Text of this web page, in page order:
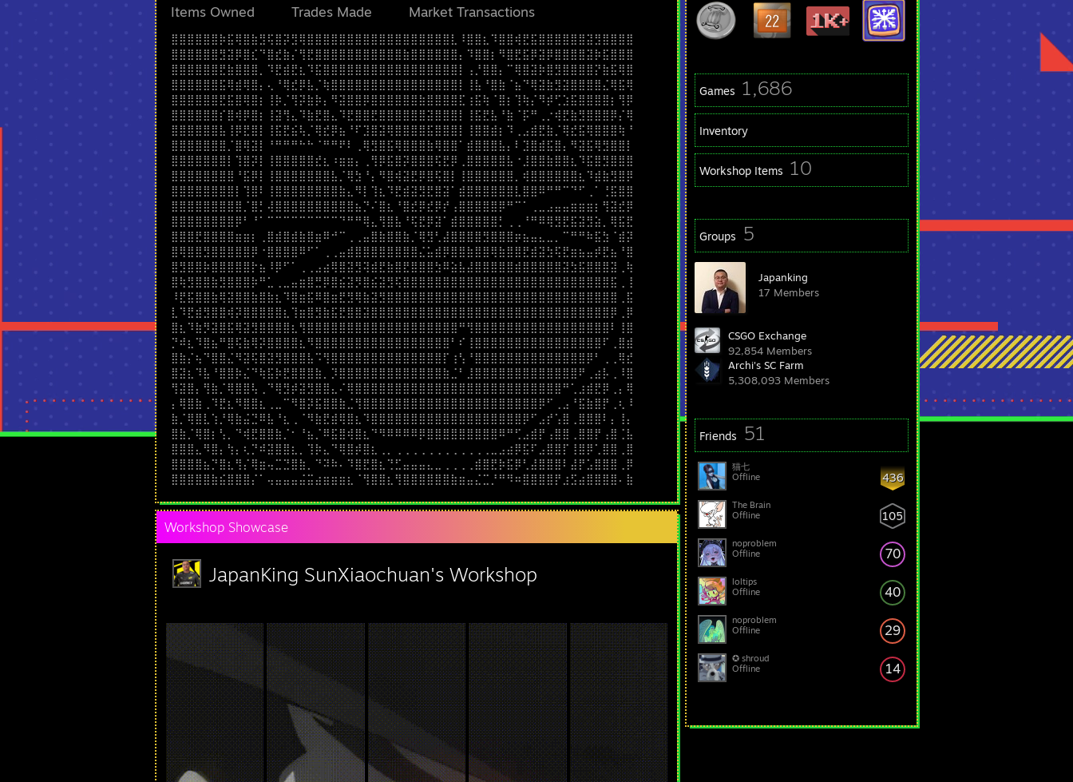
Games 1,686
Inventory
Workshop Items 10
Groups 5
Japanking
17 Members
CSGO Exchange
92,854 Members
Archi's SC Farm
5,308,093 Members
Friends 51
436
猫七
Offline
105
The Brain
Offline
70
noproblem
Offline
40
loltips
Offline
29
noproblem
Offline
14
✪ shroud
Offline
Items Owned Trades Made Market Transactions
⣿⣿⣿⣿⣿⣿⡷⣯⢿⣿⣷⣻⢯⣿⡽⣻⢿⣿⣿⣿⣿⣿⣿⣿⣿⣿⣿⣿⣿⣿⣿⣿⣿⣿⣿⣇⠸⣿⣿⣆⠹⣿⣿⢾⣟⣯⣿⣿⣿⣿⣿⣿⣽⣻⣿⣿⣿⣿
⣿⣿⣿⣿⣿⣿⣻⣽⡿⣿⣎⠙⣿⣞⣷⡌⢻⣟⣿⣿⣿⣿⣿⣿⣿⣿⣿⣿⣿⣷⣿⣿⣿⣿⣿⣿⡄⠹⣿⣿⡆⠻⣿⣟⣯⡿⣽⡿⣿⣿⣿⣿⣽⡷⣯⣿⣿⣿
⣿⣿⣿⣿⣿⣿⣟⣷⣿⣿⣿⡀⠹⣟⣾⣟⣆⠹⣯⣿⣿⣿⣿⣿⣿⣿⣿⣿⣿⣿⣿⣿⣿⣿⣿⣿⡇⢠⡘⣿⣿⡄⠉⢿⣿⣽⡷⣿⣻⣿⣿⣿⣿⡝⣷⣯⢿⣿
⣿⣿⣿⣿⣿⣿⣯⢿⣾⢿⣿⡄⢄⠘⢿⣞⡿⣧⡈⢷⣿⣿⣿⣿⣿⣿⣿⣿⣿⣿⣿⣿⣿⣿⣿⣿⡇⢸⣧⠘⣿⣷⠈⣦⠙⢿⣽⣷⣻⣽⣿⣿⣿⣿⣌⢿⣯⢿
⣿⣿⣿⣿⣿⣿⣟⣯⣿⢿⣿⡆⢸⡷⡈⢻⡽⣷⡷⡄⠻⣽⣿⣿⡿⣿⣿⣿⣿⣿⣿⣷⣿⣿⣿⣿⣏⢰⣯⢷⠈⣿⡆⢹⢷⡌⠻⡾⢋⣱⣯⣿⣿⣿⣿⡆⢻⡿
⣿⣿⣿⣿⣿⣿⡎⣿⢾⡿⣿⡆⢸⣽⢻⣄⠹⣷⣟⣿⣄⠹⣟⣿⣿⣟⣿⣿⣿⣿⣿⣿⣽⣿⣿⣿⡇⢸⣯⣟⣧⠘⣷⠈⡯⠛⢀⡐⢾⣟⣷⣻⣿⣿⣿⡿⡌⢿
⣿⣿⣿⣿⣿⣿⣧⢸⡿⣟⣿⡇⢸⣯⣟⣮⢧⡈⢿⣞⡿⣦⠘⠏⣹⣿⣽⢿⣿⣿⣿⣿⣯⣿⣿⣿⡇⢸⣿⣿⣾⡆⠹⢀⣠⣾⣟⣷⡈⢿⣞⣯⢿⣿⣿⣿⢷⠘
⣿⣿⣿⣿⣿⣿⣿⡈⣿⢿⣽⡇⠘⠛⠛⠛⠓⠓⠈⠛⠛⠟⠇⢀⢿⣻⣿⣯⢿⣿⣿⣿⣷⢿⣿⣿⠁⣾⣿⣿⣿⣧⡄⠇⣹⣿⣾⣯⣿⡄⠻⣽⣯⢿⣻⣿⣿⡇
⣿⣿⣿⣿⣿⣿⣿⡇⢹⣿⡽⡇⢸⣿⣿⣿⣿⣿⣞⣆⠰⣶⣶⡄⢀⢻⡿⣯⣿⡽⣿⣿⣿⢯⣟⡿⢀⣿⣿⣿⣿⣿⣧⠐⣸⣿⣿⣷⣿⣿⣆⠹⣯⣿⣻⣿⣿⣿
⣿⣿⣿⣿⣿⣿⣿⣿⠘⣯⡿⡇⢸⣿⣿⣿⣿⣿⣿⣿⣧⡈⢿⣳⠘⡄⠻⣿⢾⣽⣟⡿⣿⢯⣿⡇⢸⣿⣿⣿⣿⣿⣿⡀⢾⣿⣿⣿⣿⣿⣿⣆⠹⣾⣷⣻⣿⡿
⣿⣿⣿⣿⣿⣿⣿⣿⡇⢹⣿⠇⢸⣿⣿⣿⣿⣿⣿⣿⣿⣷⣄⠻⡇⢹⣆⠹⣟⣾⣽⣻⣟⣿⣽⠁⣾⣿⣿⣿⣿⣿⣿⣇⣿⣿⠿⠛⠛⠉⠙⠋⢀⠁⢘⣯⣿⣿
⣿⣿⣿⣿⣿⣿⣿⣿⣿⡈⣿⡃⢼⣿⣿⣿⣿⣿⣿⣿⣿⣿⣿⣦⡙⠌⣿⣆⠘⣿⣞⡿⣞⡿⡞⢠⣿⣿⣿⣿⣿⡿⠛⠉⠁⢀⣀⣠⣤⣤⣶⣶⣶⡆⢻⣽⣞⡿
⣿⣿⣿⣿⣿⣿⣿⣿⡿⠃⠘⠁⠉⠉⠉⠉⠉⠉⠉⠉⠉⠙⠛⠛⢿⣄⢻⣿⣧⠘⢯⣟⡿⣽⠁⣾⣿⣿⣿⣿⣿⡃⢀⢀⠘⠛⠿⢿⣻⣟⣯⣽⣻⣵⡀⢿⣯⣟
⣿⣿⣿⣟⣿⣿⣿⣿⣶⣶⡆⢀⣿⣾⣿⣾⣷⣿⣶⠿⠚⠉⢀⢀⣤⣿⣷⣿⣿⣷⡈⢿⣻⢃⣼⣿⣿⣿⣿⣻⣿⣿⣿⡶⣦⣤⣄⣀⡀⠉⠛⠛⠷⣯⣳⠈⣾⡽
⣿⢿⣿⣿⣻⣿⣿⣿⣿⣿⡿⠐⣿⣿⣿⣿⠿⠋⠁⢀⢀⣤⣾⣿⣿⣿⣿⣿⣿⣿⣿⣌⣥⣾⡿⣿⣿⣷⣿⣿⢿⣷⣿⣿⣟⣾⣽⣳⢯⣟⣶⣦⣤⡾⣟⣦⠘⣿
⣿⣻⣿⣿⡷⣿⣿⣿⣿⣿⡗⣦⠸⡿⠋⠁⢀⢀⣠⣴⢿⣿⣽⣻⢽⣾⣟⣷⣿⣟⣿⣿⣿⣳⠿⣵⣧⣼⣿⣿⣿⣿⣿⣾⣿⣿⣿⣿⣿⣽⣳⣯⣿⣿⣿⣽⢀⢷
⣿⢷⣻⣿⣿⣷⣻⣿⣿⣿⡷⠛⣁⢀⣀⣤⣶⣿⣛⡿⣿⣮⣽⡻⣿⣮⣽⣻⢯⣿⣿⣿⣿⣿⣿⣿⣿⣿⣿⣿⣿⣿⣿⣿⣿⣿⣿⣿⣿⣿⣿⣿⣿⣿⣿⣯⢀⢸
⠸⣟⣯⣿⣿⣷⢿⣽⣿⣿⣷⣿⣷⣆⠹⣿⣶⣯⠿⣿⣶⣟⣻⢿⣷⣽⣻⣿⣿⣿⣿⣿⣿⣿⣿⣿⣿⣿⣿⣿⣿⣿⣿⣿⣿⣿⣿⣿⣿⣿⣿⣿⣿⣿⣿⣿⢀⣯
⣇⠹⣟⣾⣻⣿⣿⢾⡽⣿⣿⣿⣿⣿⣆⢹⣶⣿⣻⣷⣯⣟⣿⣿⣽⣿⣿⣿⣿⣿⣿⣿⣿⣿⣿⣿⣿⣿⣿⣿⣿⣿⣿⣿⣿⣿⣿⣿⣿⣿⣿⣿⣿⣿⣿⡿⢀⡿
⣿⣆⠹⣷⡻⣽⣿⣯⢿⣽⣻⣿⣿⣿⣿⣆⢻⣿⣿⣿⣿⣿⣿⣿⣿⣿⣿⣿⣿⣿⣿⣿⣿⣿⣿⣿⠛⢻⣿⣿⣿⣿⣿⣿⣿⣿⣿⣿⣿⣿⣿⣿⣿⣿⣿⠇⢸⣿
⡙⠾⣆⠹⣿⣦⠛⣿⢯⣷⢿⡽⣿⣿⣿⣿⣆⠻⣿⣿⣿⣿⣿⣿⣿⣿⣿⣿⣿⣿⣿⣿⣿⣿⣿⠃⠎⢸⣿⣿⣿⣿⣿⣿⣿⣿⣿⣿⣿⣿⣿⣿⣿⣿⠏⢀⣿⣾
⣿⣷⡌⢦⠙⣿⣿⣌⠻⣽⢯⣿⣽⣻⣿⣿⣿⣧⠩⢻⣿⣿⣿⣿⣿⣿⣿⣿⣿⣿⣿⣿⣿⣿⡏⢰⢣⠘⣿⣿⣿⣿⣿⣿⣿⣿⣿⣿⣿⣿⣿⣿⡿⠃⢀⢀⢿⣞
⣿⣽⣆⠹⣧⠘⣿⣿⡷⣌⠙⢷⣯⡷⣟⣿⣿⣿⣷⡀⡹⣿⣿⣿⣿⣿⣿⣿⣿⣿⣿⣿⣿⣿⣷⣈⠃⣸⣿⣿⣿⣿⣿⣿⣿⣿⣿⣿⣿⣿⣿⠟⢀⣴⡧⢀⠸⣿
⢻⣽⣿⡄⢻⣷⡈⢿⣿⣿⢧⢀⠙⢿⣻⡾⣽⣻⣿⣿⣄⠌⢿⣿⣿⣿⣿⣿⣿⣿⣿⣿⣿⣿⣿⣿⣿⣿⣿⣿⣿⣿⣿⣿⣿⣿⣿⣿⣿⠛⢁⣰⣾⣟⡿⢀⡄⢿
⡄⢿⣿⣷⢀⠹⣟⣆⠻⣿⣿⣆⢀⣀⠉⠻⣿⡽⣯⣿⣿⣷⣈⢻⣿⣿⣿⣿⣿⣿⣿⣿⣿⣿⣿⣿⣿⣿⣿⣿⣿⣿⣿⣿⣿⣿⡿⠋⢀⣠⠘⣯⣷⣿⡟⢀⢆⠸
⣷⡈⢿⣿⣇⢱⡘⢿⣷⣬⣙⠿⣧⠘⣆⢀⠈⠻⣷⣟⣾⢿⣿⣆⠹⣿⣿⣿⣿⣿⣿⣿⣿⣿⣿⣿⣿⣿⣿⣿⣿⣿⣿⣿⡿⠋⣠⡞⢡⣿⢀⣿⣿⣿⠇⡄⢸⡄
⣿⣷⡈⢿⣿⡆⢣⡀⠙⢾⣟⣿⣿⣷⡈⠂⠘⣦⡈⠿⣯⣿⢾⣿⣆⠙⠻⠿⠿⠿⠿⡿⣿⣿⣿⣿⣿⣿⣿⣿⣿⠿⠛⢋⣠⣾⡟⢠⣿⣿⢀⣿⣿⡟⢠⣿⢈⣧
⣿⣿⣿⣄⠻⣿⡄⢳⡄⢆⡙⠾⣽⣿⣿⣆⡀⢹⡷⣄⠙⢿⣿⡾⣿⣆⢀⡀⢀⢀⢀⢀⢀⢀⢀⢀⢀⢀⢀⢀⣀⣠⣴⡿⣯⠏⣠⣿⣿⡏⢸⣿⡿⢁⣿⣿⢀⣿
⣿⣿⣿⣿⣦⡙⣿⣆⢻⡌⢿⣶⢤⣉⣙⣿⣷⡀⠙⠽⠷⠄⠹⣿⣟⣿⣆⢙⣋⣤⣤⣤⣄⣀⢀⢀⢀⢀⣾⣿⣟⡷⣯⡿⢃⣼⣿⣿⣿⠇⣼⡟⣡⣿⣿⣿⢀⡿
⣿⣿⣿⣿⣿⣷⣮⣿⣿⣿⡌⠁⢤⣤⣤⣤⣬⣭⣴⣶⣶⣶⣆⠈⢻⣿⣿⣆⢻⣿⣿⣿⣿⣿⣿⣷⣶⣤⣌⣉⡘⠛⠻⠶⣿⣿⣿⣿⡟⣰⣫⣴⣿⣿⣿⣿⠄⣷
Workshop Showcase
JapanKing SunXiaochuan's Workshop